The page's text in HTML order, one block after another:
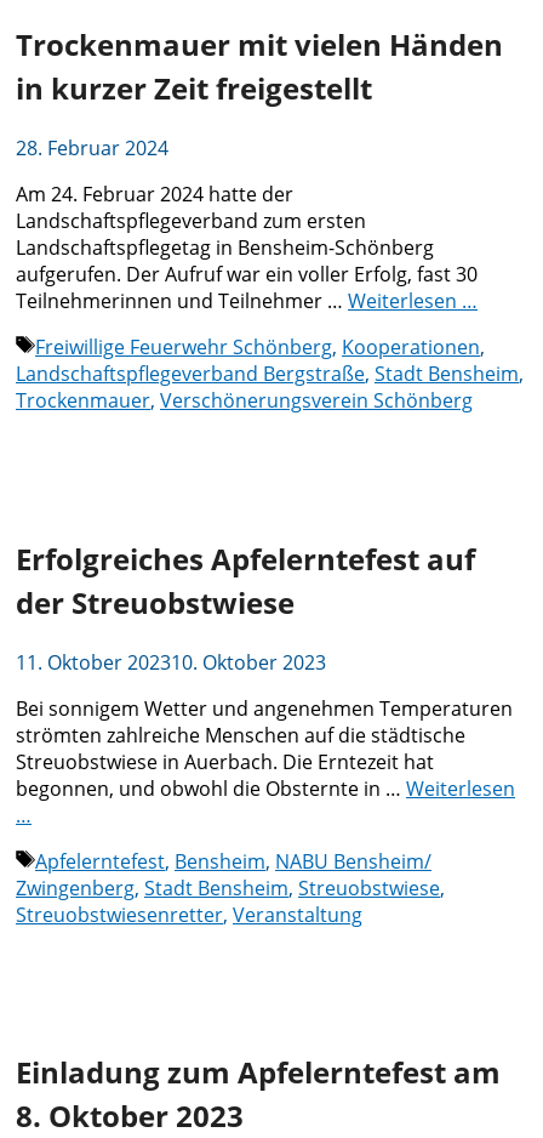
Trockenmauer mit vielen Händen
in kurzer Zeit freigestellt
28. Februar 2024
Am 24. Februar 2024 hatte der
Landschaftspflegeverband zum ersten
Landschaftspflegetag in Bensheim-Schönberg
aufgerufen. Der Aufruf war ein voller Erfolg, fast 30
Teilnehmerinnen und Teilnehmer … Weiterlesen …
Schlagwörter
Freiwillige Feuerwehr Schönberg, Kooperationen,
Landschaftspflegeverband Bergstraße, Stadt Bensheim,
Trockenmauer, Verschönerungsverein Schönberg
Erfolgreiches Apfelerntefest auf
der Streuobstwiese
11. Oktober 202310. Oktober 2023
Bei sonnigem Wetter und angenehmen Temperaturen
strömten zahlreiche Menschen auf die städtische
Streuobstwiese in Auerbach. Die Erntezeit hat
begonnen, und obwohl die Obsternte in … Weiterlesen
…
Schlagwörter
Apfelerntefest, Bensheim, NABU Bensheim/
Zwingenberg, Stadt Bensheim, Streuobstwiese,
Streuobstwiesenretter, Veranstaltung
Einladung zum Apfelerntefest am
8. Oktober 2023